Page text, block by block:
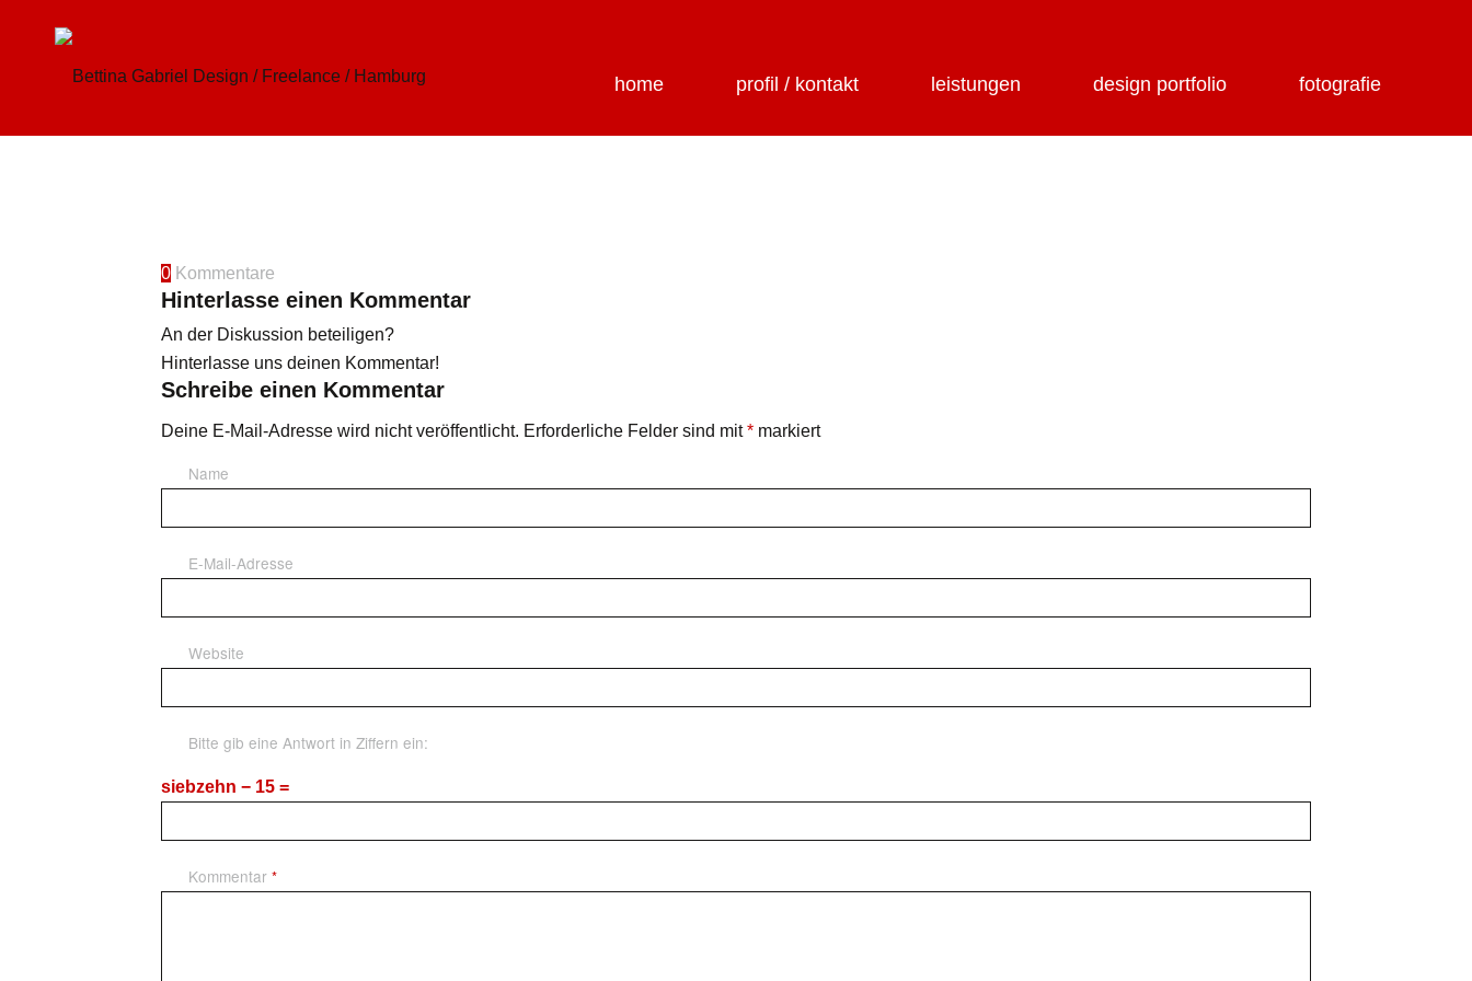
home profil / kontakt leistungen design portfolio fotografie
0 Kommentare
Hinterlasse einen Kommentar
An der Diskussion beteiligen?
Hinterlasse uns deinen Kommentar!
Schreibe einen Kommentar
Deine E-Mail-Adresse wird nicht veröffentlicht. Erforderliche Felder sind mit* markiert
Name
E-Mail-Adresse
Website
Bitte gib eine Antwort in Ziffern ein:
siebzehn − 15 =
Kommentar *